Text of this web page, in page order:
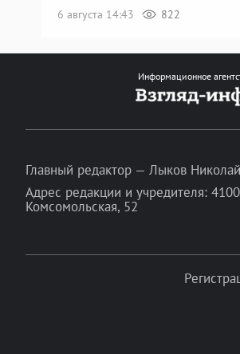
6 августа 14:43
822
Информационное
Главный редактор — Лыков
Адрес редакции и учредителя:
Комсомольская, 52